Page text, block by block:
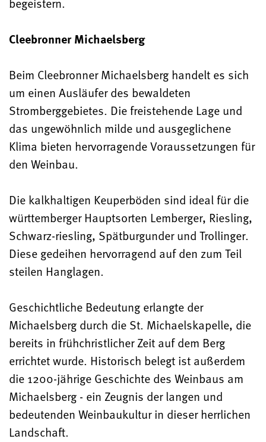
Cleebronner Michaelsberg
Beim Cleebronner Michaelsberg handelt es sich
um einen Ausläufer des bewaldeten
Stromberggebietes. Die freistehende Lage und
das ungewöhnlich milde und ausgeglichene
Klima bieten hervorragende Voraussetzungen für
den Weinbau.
Die kalkhaltigen Keuperböden sind ideal für die
württemberger Hauptsorten Lemberger, Riesling,
Schwarz-riesling, Spätburgunder und Trollinger.
Diese gedeihen hervorragend auf den zum Teil
steilen Hanglagen.
Geschichtliche Bedeutung erlangte der
Michaelsberg durch die St. Michaelskapelle, die
bereits in frühchristlicher Zeit auf dem Berg
errichtet wurde. Historisch belegt ist außerdem
die 1200-jährige Geschichte des Weinbaus am
Michaelsberg - ein Zeugnis der langen und
bedeutenden Weinbaukultur in dieser herrlichen
Landschaft.